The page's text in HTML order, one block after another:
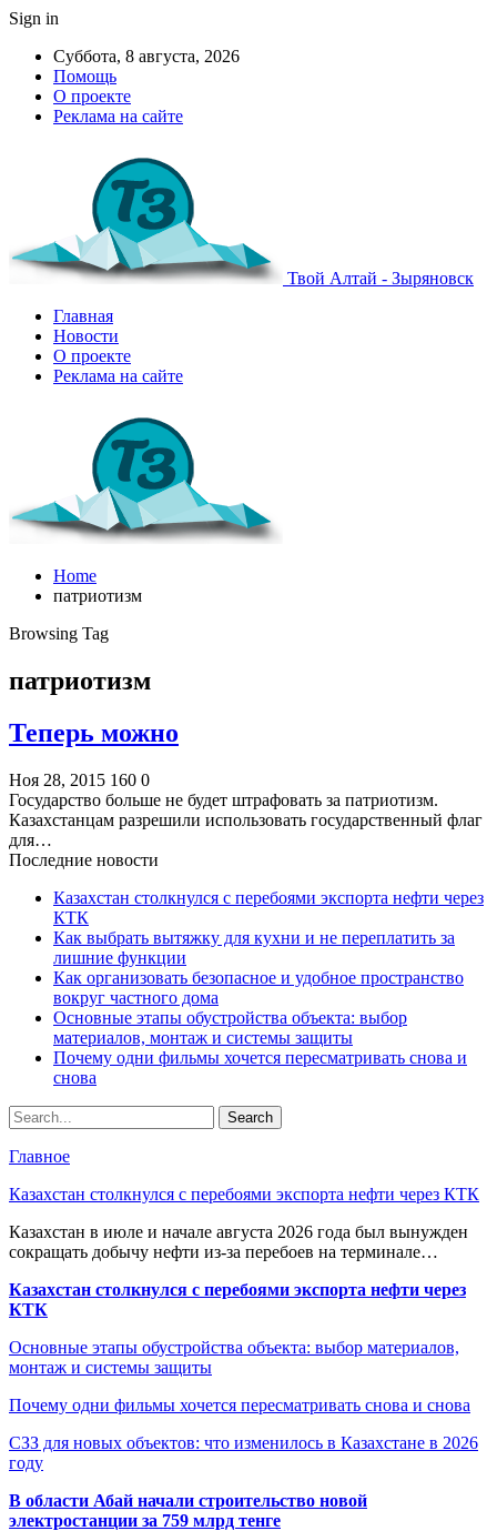
Sign in
Суббота, 8 августа, 2026
Помощь
О проекте
Реклама на сайте
Твой Алтай - Зыряновск
Главная
Новости
О проекте
Реклама на сайте
Home
патриотизм
Browsing Tag
патриотизм
Теперь можно
Ноя 28, 2015 160 0
Государство больше не будет штрафовать за патриотизм.
Казахстанцам разрешили использовать государственный флаг
для…
Последние новости
Казахстан столкнулся с перебоями экспорта нефти через
КТК
Как выбрать вытяжку для кухни и не переплатить за
лишние функции
Как организовать безопасное и удобное пространство
вокруг частного дома
Основные этапы обустройства объекта: выбор
материалов, монтаж и системы защиты
Почему одни фильмы хочется пересматривать снова и
снова
Главное
Казахстан столкнулся с перебоями экспорта нефти через КТК
Казахстан в июле и начале августа 2026 года был вынужден
сокращать добычу нефти из-за перебоев на терминале…
Казахстан столкнулся с перебоями экспорта нефти через
КТК
Основные этапы обустройства объекта: выбор материалов,
монтаж и системы защиты
Почему одни фильмы хочется пересматривать снова и снова
СЗЗ для новых объектов: что изменилось в Казахстане в 2026
году
В области Абай начали строительство новой
электростанции за 759 млрд тенге